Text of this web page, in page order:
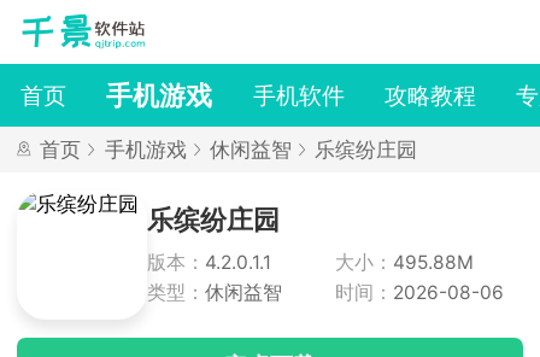
首页 手机游戏 手机软件 攻略教程
首页 手机游戏 休闲益智 乐缤纷庄园
乐缤纷庄园
版本： 4.2.0.1.1 大小： 495.88M
类型： 休闲益智 时间： 2026-08-06